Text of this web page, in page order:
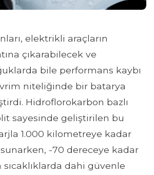
elektrikli araçların
çıkarabilecek ve
bile performans kaybı
niteliğinde bir batarya
Hidroflorokarbon bazlı
sayesinde geliştirilen bu
1.000 kilometreye kadar
sunarken, -70 dereceye kadar
dahi güvenle